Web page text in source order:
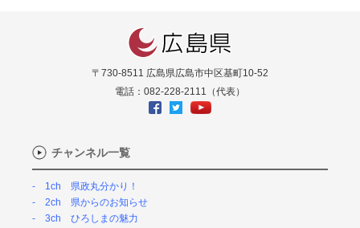
〒730-8511 広島県広島市中区基町10-52
電話：082-228-2111（代表）
チャンネル一覧
1ch 県政丸分かり！
2ch 県からのお知らせ
3ch ひろしまの魅力